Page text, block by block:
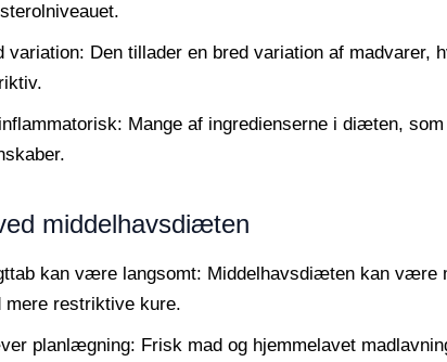
variation: Den tillader en bred variation af madvarer,
Mange af ingredienserne i diæten,
middelhavsdiæten
kan være langsomt: Middelhavsdiæten kan være
mere restriktive kure.
planlægning: Frisk mad og hjemmelavet